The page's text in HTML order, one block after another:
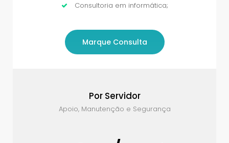
Consultoria em informática;
Marque Consulta
Por Servidor
Apoio, Manutenção e Segurança